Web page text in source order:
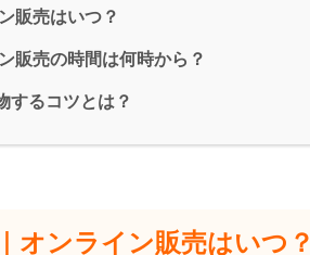
販売はいつ？
販売の時間は何時から？
するコツとは？
オンライン販売はいつ？